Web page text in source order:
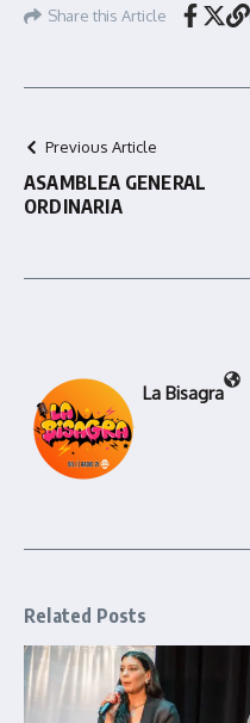
Share this Article
Previous Article
ASAMBLEA GENERAL
ORDINARIA
La Bisagra
Related Posts